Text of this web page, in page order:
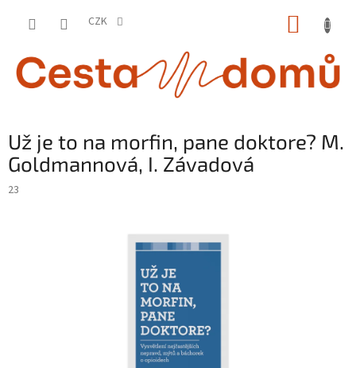
CZK
Už je to na morfin, pane doktore? M.
Goldmannová, I. Závadová
23